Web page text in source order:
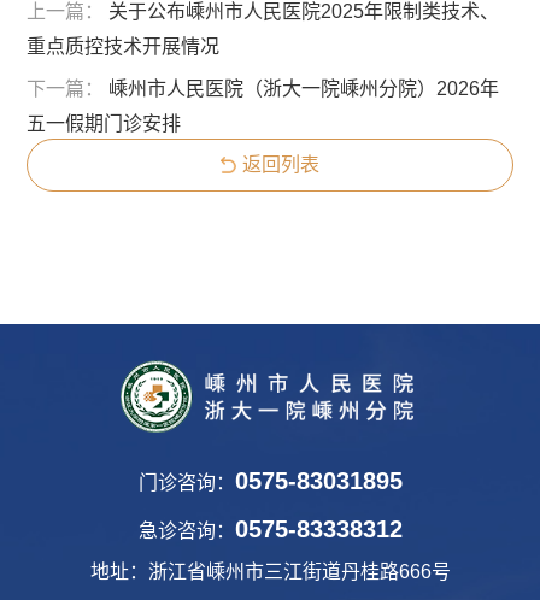
上一篇：
关于公布嵊州市人民医院2025年限制类技术、
重点质控技术开展情况
下一篇：
嵊州市人民医院（浙大一院嵊州分院）2026年
五一假期门诊安排
返回列表
门诊咨询： 0575-83031895
急诊咨询： 0575-83338312
地址：浙江省嵊州市三江街道丹桂路666号